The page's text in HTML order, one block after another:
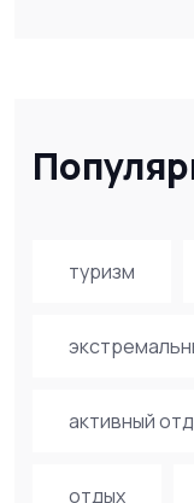
туризм
активный
отдых